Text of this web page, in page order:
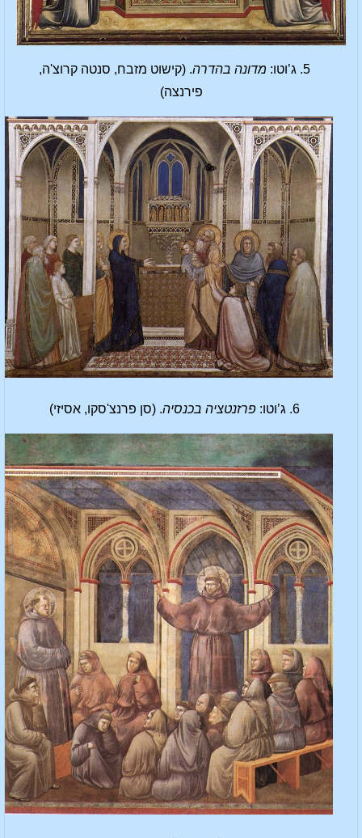
5. ג’וטו: מדונה בהדרה. (קישוט מזבח, סנטה קרוצ'ה,
פירנצה)
6. ג’וטו: פרזנטציה בכנסיה. (סן פרנצ'סקו, אסיזי)